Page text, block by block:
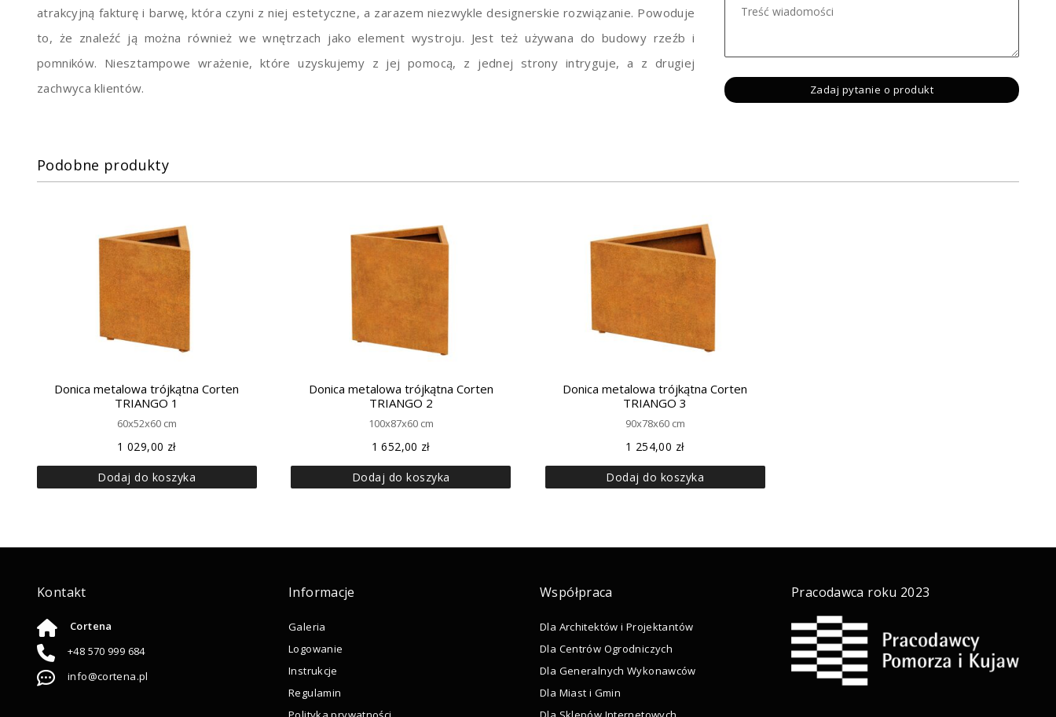
atrakcyjną fakturę i barwę, która czyni z niej estetyczne, a zarazem niezwykle designerskie rozwiązanie. Powoduje
to, że znaleźć ją można również we wnętrzach jako element wystroju. Jest też używana do budowy rzeźb i
pomników. Niesztampowe wrażenie, które uzyskujemy z jej pomocą, z jednej strony intryguje, a z drugiej
zachwyca klientów.
Podobne produkty
Donica metalowa trójkątna Corten
TRIANGO 1
60x52x60 cm
1 029,00 zł
Dodaj do koszyka
Donica metalowa trójkątna Corten
TRIANGO 2
100x87x60 cm
1 652,00 zł
Dodaj do koszyka
Donica metalowa trójkątna Corten
TRIANGO 3
90x78x60 cm
1 254,00 zł
Dodaj do koszyka
Kontakt
Cortena
+48 570 999 684
info@cortena.pl
Informacje
Galeria
Logowanie
Instrukcje
Regulamin
Współpraca
Dla Architektów i Projektantów
Dla Centrów Ogrodniczych
Dla Generalnych Wykonawców
Dla Miast i Gmin
Pracodawca roku 2023